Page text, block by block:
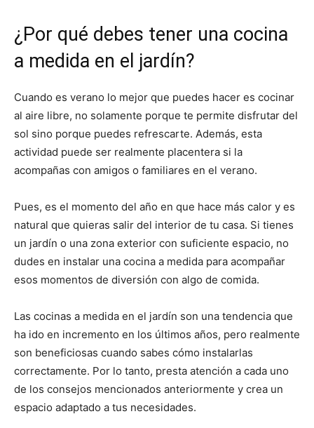
¿Por qué debes tener una cocina
a medida en el jardín?
Cuando es verano lo mejor que puedes hacer es cocinar
al aire libre, no solamente porque te permite disfrutar del
sol sino porque puedes refrescarte. Además, esta
actividad puede ser realmente placentera si la
acompañas con amigos o familiares en el verano.
Pues, es el momento del año en que hace más calor y es
natural que quieras salir del interior de tu casa. Si tienes
un jardín o una zona exterior con suficiente espacio, no
dudes en instalar una cocina a medida para acompañar
esos momentos de diversión con algo de comida.
Las cocinas a medida en el jardín son una tendencia que
ha ido en incremento en los últimos años, pero realmente
son beneficiosas cuando sabes cómo instalarlas
correctamente. Por lo tanto, presta atención a cada uno
de los consejos mencionados anteriormente y crea un
espacio adaptado a tus necesidades.